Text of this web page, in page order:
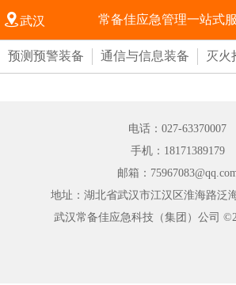
常备佳应急管理一站式
武汉
预测预警装备 通信与信息装备 灭火
电话：027-63370007
手机：18171389179
邮箱：
地址：湖北省武汉市江汉区淮海路泛
武汉常备佳应急科技（集团）公司